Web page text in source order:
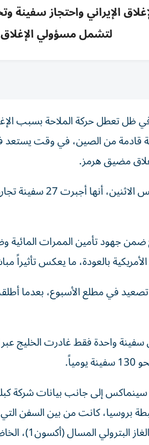
الإيراني واحتجاز سفينة
لتشمل مسؤولي الإغلاق
ظل تعطل حركة الملاحة بسبب
قادمة من الصين، في وقت يستعد
مضيق هرمز.
أعلنت القيادة
جهود تأمين الممرات المائية
بالعودة، ما يعكس تأثيراً
في مطلع الأسبوع، بعدما
إلى جانب بيانات شركة
بروسيا، كانت من بين السفن
وهما ناقلة